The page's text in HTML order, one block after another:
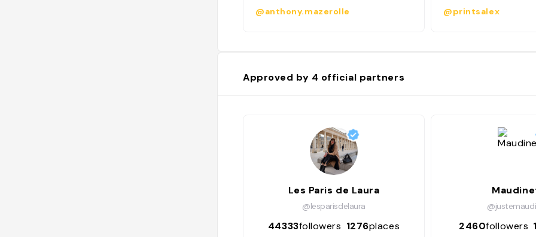
@anthony.mazerolle @printsalex
Approved by 4 official partners
Les Paris de Laura
@lesparisdelaura
44333followers 1276places 2460followers